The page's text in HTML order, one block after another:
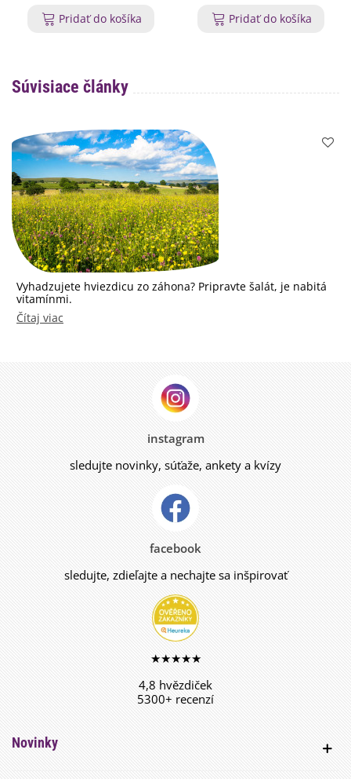
Pridať do košíka
Pridať do košíka
Súvisiace články
Vyhadzujete hviezdicu zo záhona? Pripravte šalát, je nabitá
vitamínmi.
Čítaj viac
instagram
sledujte novinky, súťaže, ankety a kvízy
facebook
sledujte, zdieľajte a nechajte sa inšpirovať
★★★★★
4,8 hvězdiček
5300+ recenzí
Novinky